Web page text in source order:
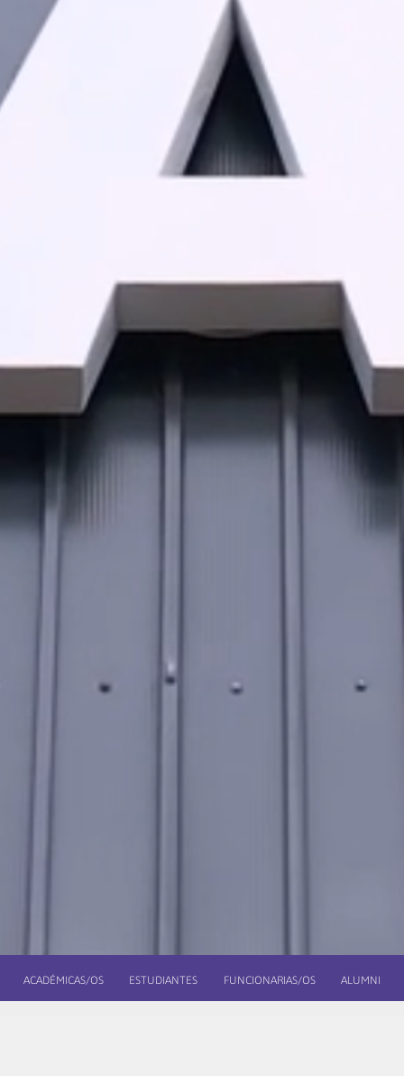
ACADÉMICAS/OS ESTUDIANTES FUNCIONARIAS/OS ALUMNI